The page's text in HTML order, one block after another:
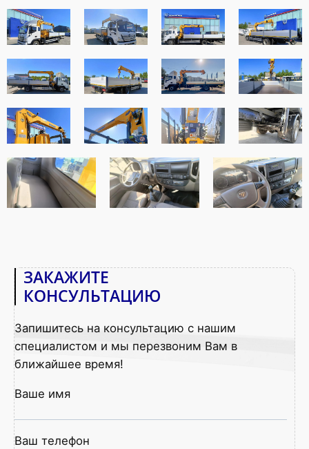
ЗАКАЖИТЕ
КОНСУЛЬТАЦИЮ
Запишитесь на консультацию с нашим
специалистом и мы перезвоним Вам в
ближайшее время!
Ваше имя
Ваш телефон